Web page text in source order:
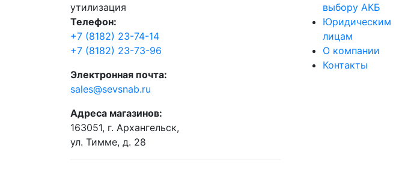
утилизация
Телефон:
+7 (8182) 23-74-14
+7 (8182) 23-73-96
Электронная почта:
sales@sevsnab.ru
Адреса магазинов:
163051, г. Архангельск,
ул. Тимме, д. 28
выбору АКБ
Юридическим
лицам
О компании
Контакты